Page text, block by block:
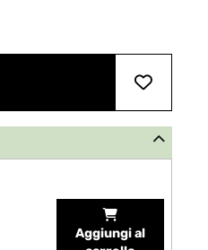
Aggiungi al